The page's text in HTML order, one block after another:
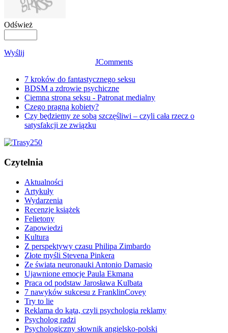
Odśwież
Wyślij
JComments
7 kroków do fantastycznego seksu
BDSM a zdrowie psychiczne
Ciemna strona seksu - Patronat medialny
Czego pragną kobiety?
Czy będziemy ze sobą szczęśliwi – czyli cała rzecz o
satysfakcji ze związku
Czytelnia
Aktualności
Artykuły
Wydarzenia
Recenzje książek
Felietony
Zapowiedzi
Kultura
Z perspektywy czasu Philipa Zimbardo
Złote myśli Stevena Pinkera
Ze świata neuronauki Antonio Damasio
Ujawnione emocje Paula Ekmana
Praca od podstaw Jarosława Kulbata
7 nawyków sukcesu z FranklinCovey
Try to lie
Reklama do kąta, czyli psychologia reklamy
Psycholog radzi
Psychologiczny słownik angielsko-polski